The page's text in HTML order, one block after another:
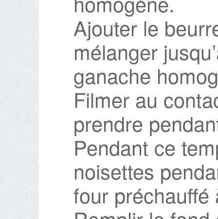
Ajouter le
mélanger
ganache
Filmer au
prendre
Pendant ce
noisettes
four préchauffé